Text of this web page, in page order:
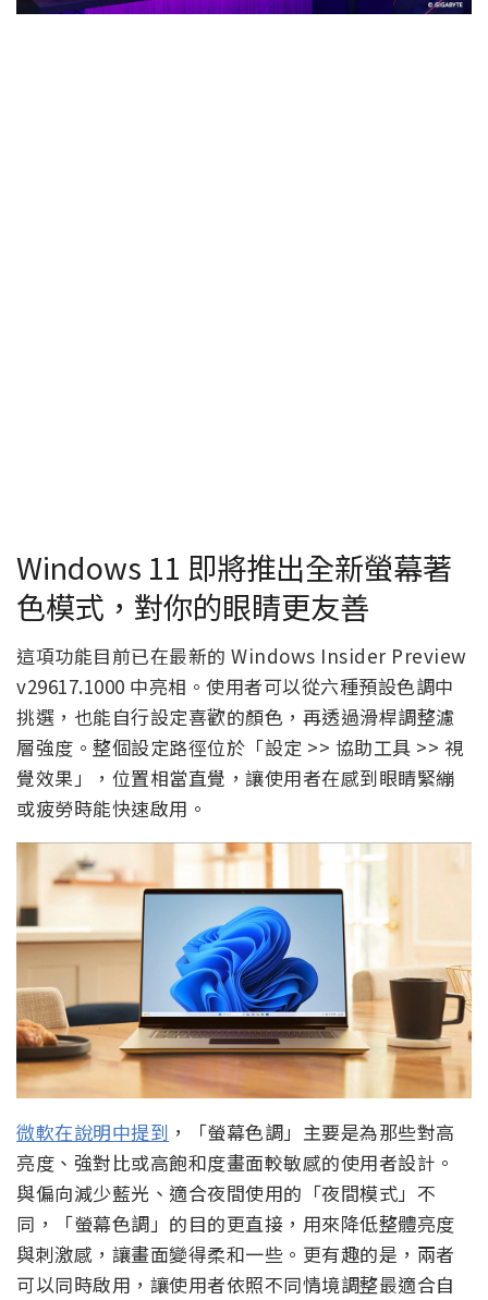
Windows 11 即將推出全新螢幕著
色模式，對你的眼睛更友善
這項功能目前已在最新的 Windows Insider Preview
v29617.1000 中亮相。使用者可以從六種預設色調中
挑選，也能自行設定喜歡的顏色，再透過滑桿調整濾
層強度。整個設定路徑位於「設定 >> 協助工具 >> 視
覺效果」，位置相當直覺，讓使用者在感到眼睛緊繃
或疲勞時能快速啟用。
微軟在說明中提到 ，「螢幕色調」主要是為那些對高
亮度、強對比或高飽和度畫面較敏感的使用者設計。
與偏向減少藍光、適合夜間使用的「夜間模式」不
同，「螢幕色調」的目的更直接，用來降低整體亮度
與刺激感，讓畫面變得柔和一些。更有趣的是，兩者
可以同時啟用，讓使用者依照不同情境調整最適合自